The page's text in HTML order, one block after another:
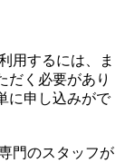
用するには、ま
だく必要があり
に申し込みがで
門のスタッフが